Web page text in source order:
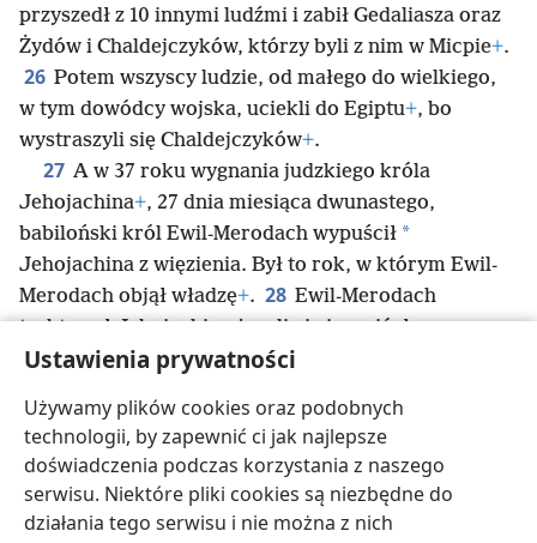
Ustawienia prywatności
Używamy plików cookies oraz podobnych
technologii, by zapewnić ci jak najlepsze
doświadczenia podczas korzystania z naszego
serwisu. Niektóre pliki cookies są niezbędne do
działania tego serwisu i nie można z nich
przyszedł z 10 innymi ludźmi i zabił Gedaliasza oraz
Żydów i Chaldejczyków, którzy byli z nim w Micpie+.
26 Potem wszyscy ludzie, od małego do wielkiego,
w tym dowódcy wojska, uciekli do Egiptu+, bo
wystraszyli się Chaldejczyków+.
27 A w 37 roku wygnania judzkiego króla
Jehojachina+, 27 dnia miesiąca dwunastego,
babiloński król Ewil-Merodach wypuścił *
Jehojachina z więzienia. Był to rok, w którym Ewil-
Merodach objął władzę+. 28 Ewil-Merodach
traktował Jehojachina życzliwie i wyniósł go
ponad * innych królów, którzy też znaleźli się
więzienny i przez resztę życia jadał przy stole króla.
30 Otrzymywał od króla stały przydział żywności —
dzień po dniu, do końca życia.